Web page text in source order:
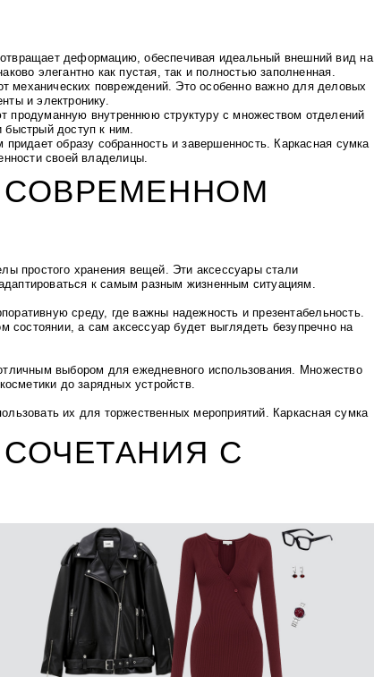
деформацию, обеспечивая идеальный внешний вид на
элегантно как пустая, так и полностью заполненная.
повреждений. Это особенно важно для деловых
и электронику.
продуманную внутреннюю структуру с множеством отделений
доступ к ним.
образу собранность и завершенность. Каркасная сумка
своей владелицы.
СОВРЕМЕННОМ
простого хранения вещей. Эти аксессуары стали
к самым разным жизненным ситуациям.
среду, где важны надежность и презентабельность.
состоянии, а сам аксессуар будет выглядеть безупречно на
выбором для ежедневного использования. Множество
до зарядных устройств.
их для торжественных мероприятий. Каркасная сумка
С